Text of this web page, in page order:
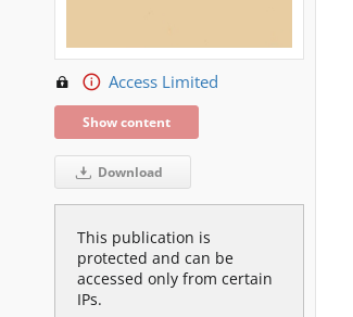
Access Limited
Show content
Download
This publication is
protected and can be
accessed only from certain
IPs.